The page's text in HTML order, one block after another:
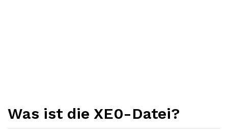
Was ist die XE0-Datei?